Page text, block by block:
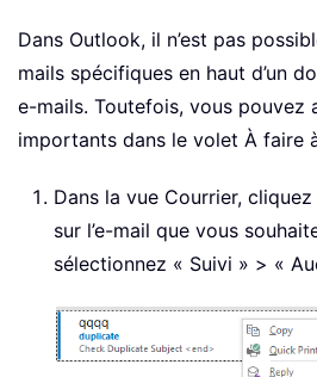
Dans Outlook, il n’est pas
mails spécifiques en haut d’un
e-mails. Toutefois, vous pouvez
importants dans le volet À faire
Dans la vue Courrier,
sur l’e-mail que vous
sélectionnez « Suivi » > «